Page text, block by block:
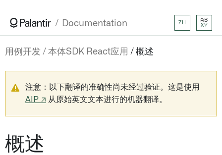
Documentation ZH
AB
XY
用例开发 本体SDK React应用 概述
注意：以下翻译的准确性尚未经过验证。这是使用
AIP ↗ 从原始英文文本进行的机器翻译。
概述